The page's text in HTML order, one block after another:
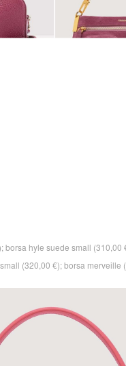
borsa hyle suede small (310,00
(320,00 €); borsa merveille